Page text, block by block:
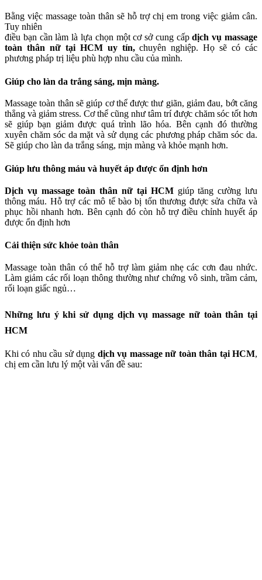
Bằng việc massage toàn thân sẽ hỗ trợ chị em trong việc giảm cân.
Tuy nhiên
điều bạn cần làm là lựa chọn một cơ sở cung cấpdịch vụ massage
toàn thân nữ tại HCMuy tín,chuyên nghiệp. Họ sẽ có các
phương pháp trị liệu phù hợp nhu cầu của mình.
Giúp cho làn da trắng sáng, mịn màng.
Massage toàn thân sẽ giúp cơ thể được thư giãn, giảm đau, bớt căng
thẳng và giảm stress. Cơ thể cũng như tâm trí được chăm sóc tốt hơn
sẽ giúp bạn giảm được quá trình lão hóa. Bên cạnh đó thường
xuyên chăm sóc da mặt và sử dụng các phương pháp chăm sóc da.
Sẽ giúp cho làn da trắng sáng, mịn màng và khỏe mạnh hơn.
Giúp lưu thông máu và huyết áp được ổn định hơn
Dịch vụ massage toàn thân nữ tại HCM giúp tăng cường lưu
thông máu. Hỗ trợ các mô tế bào bị tổn thương được sửa chữa và
phục hồi nhanh hơn. Bên cạnh đó còn hỗ trợ điều chỉnh huyết áp
được ổn định hơn
Cải thiện sức khỏe toàn thân
Massage toàn thân có thể hỗ trợ làm giảm nhẹ các cơn đau nhức.
Làm giảm các rối loạn thông thường như chứng vô sinh, trầm cảm,
rối loạn giấc ngủ…
Những lưu ý khi sử dụng dịch vụ massage nữ toàn thân tại
HCM
Khi có nhu cầu sử dụng dịch vụ massage nữ toàn thân tại HCM,
chị em cần lưu lý một vài vấn đề sau: